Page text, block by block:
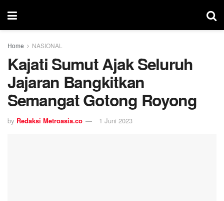
Home NASIONAL
Kajati Sumut Ajak Seluruh
Jajaran Bangkitkan
Semangat Gotong Royong
by Redaksi Metroasia.co 1 Juni 2023